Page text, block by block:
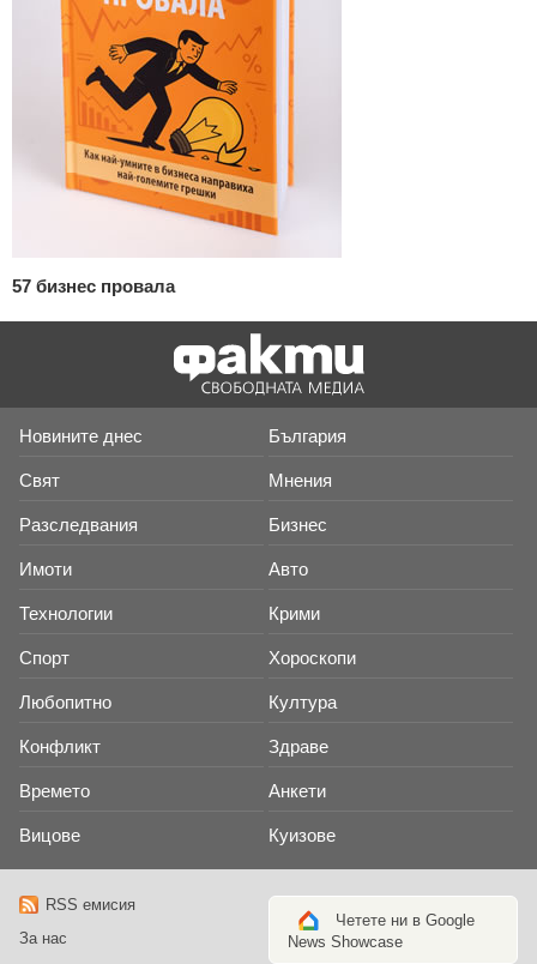
57 бизнес провала
Новините днес България
Свят Мнения
Разследвания Бизнес
Имоти Авто
Технологии Крими
Спорт Хороскопи
Любопитно Култура
Конфликт Здраве
Времето Анкети
Вицове Куизове
RSS емисия
За нас
Четете ни в Google
News Showcase